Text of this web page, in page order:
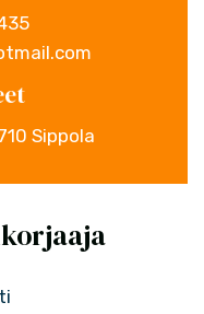
Sippola